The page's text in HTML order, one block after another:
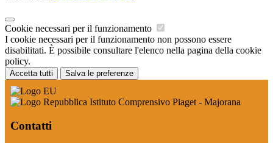
Cookie necessari per il funzionamento
I cookie necessari per il funzionamento non possono essere
disabilitati. È possibile consultare l'elenco nella pagina della cookie
policy.
Accetta tutti Salva le preferenze
Istituto Comprensivo Piaget - Majorana
Contatti